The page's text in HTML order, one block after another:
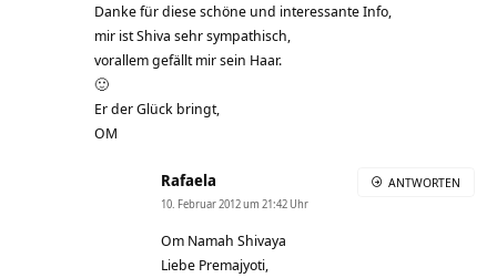
Danke für diese schöne und interessante Info,
mir ist Shiva sehr sympathisch,
vorallem gefällt mir sein Haar.
🙂
Er der Glück bringt,
OM
Rafaela
10. Februar 2012 um 21:42 Uhr
Om Namah Shivaya
Liebe Premajyoti,
ANTWORTEN